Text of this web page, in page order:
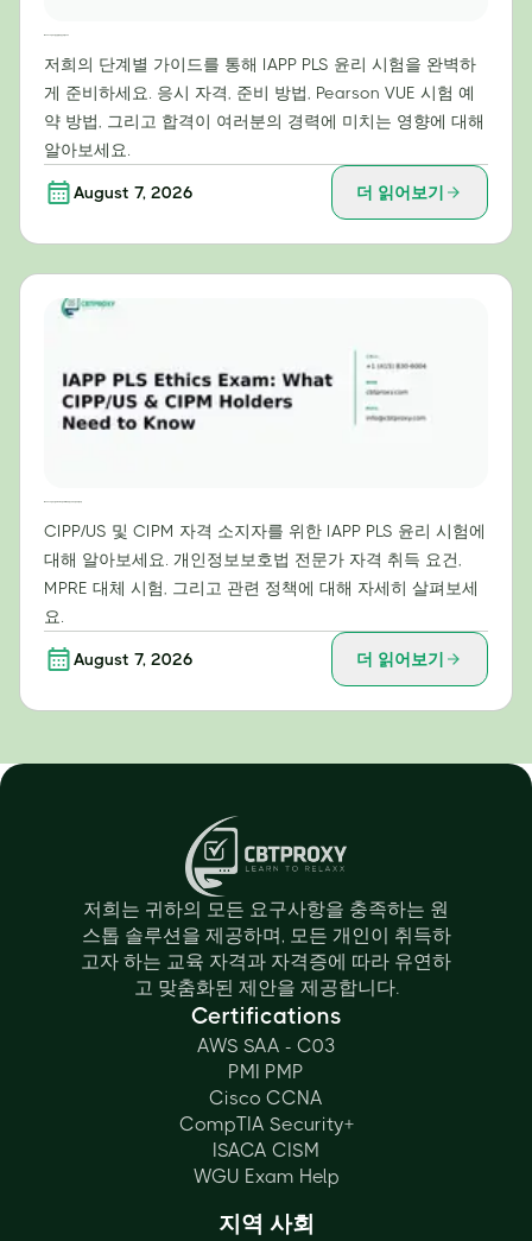
저희의 단계별 가이드를 통해 IAPP PLS 윤리 시험을 완벽하
게 준비하세요. 응시 자격, 준비 방법, Pearson VUE 시험 예
약 방법, 그리고 합격이 여러분의 경력에 미치는 영향에 대해
알아보세요.
August 7, 2026 더 읽어보기
CIPP/US 및 CIPM 자격 소지자를 위한 IAPP PLS 윤리 시험에
대해 알아보세요. 개인정보보호법 전문가 자격 취득 요건,
MPRE 대체 시험, 그리고 관련 정책에 대해 자세히 살펴보세
요.
August 7, 2026 더 읽어보기
저희는 귀하의 모든 요구사항을 충족하는 원
스톱 솔루션을 제공하며, 모든 개인이 취득하
고자 하는 교육 자격과 자격증에 따라 유연하
고 맞춤화된 제안을 제공합니다.
Certifications
AWS SAA - C03
PMI PMP
Cisco CCNA
CompTIA Security+
ISACA CISM
WGU Exam Help
지역 사회